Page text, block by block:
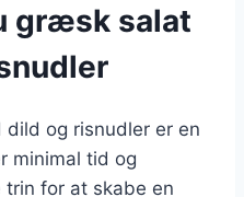
græsk salat
og risnudler er en
minimal tid og
trin for at skabe en